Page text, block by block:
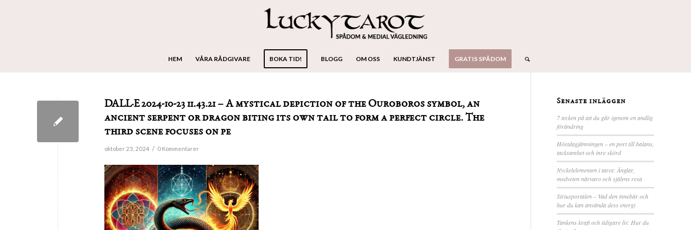
HEM VÅRA RÅDGIVARE BOKA TID! BLOGG OM OSS KUNDTJÄNST GRATIS SPÅDOM
DALL·E 2024-10-23 11.43.21 – A mystical depiction of the Ouroboros symbol, an
ancient serpent or dragon biting its own tail to form a perfect circle. The
third scene focuses on pe
oktober 23, 2024 / 0 Kommentarer
Senaste inläggen
7 tecken på att du går igenom en andlig
förändring
Höstdagjämningen – en port till balans,
tacksamhet och inre skörd
Nyckelelementen i tarot: Änglar,
medveten närvaro och själens resa
Siriusportalen – Vad den innebär och
hur du kan använda dess energi
Tankens kraft och tidigare liv: Hur du